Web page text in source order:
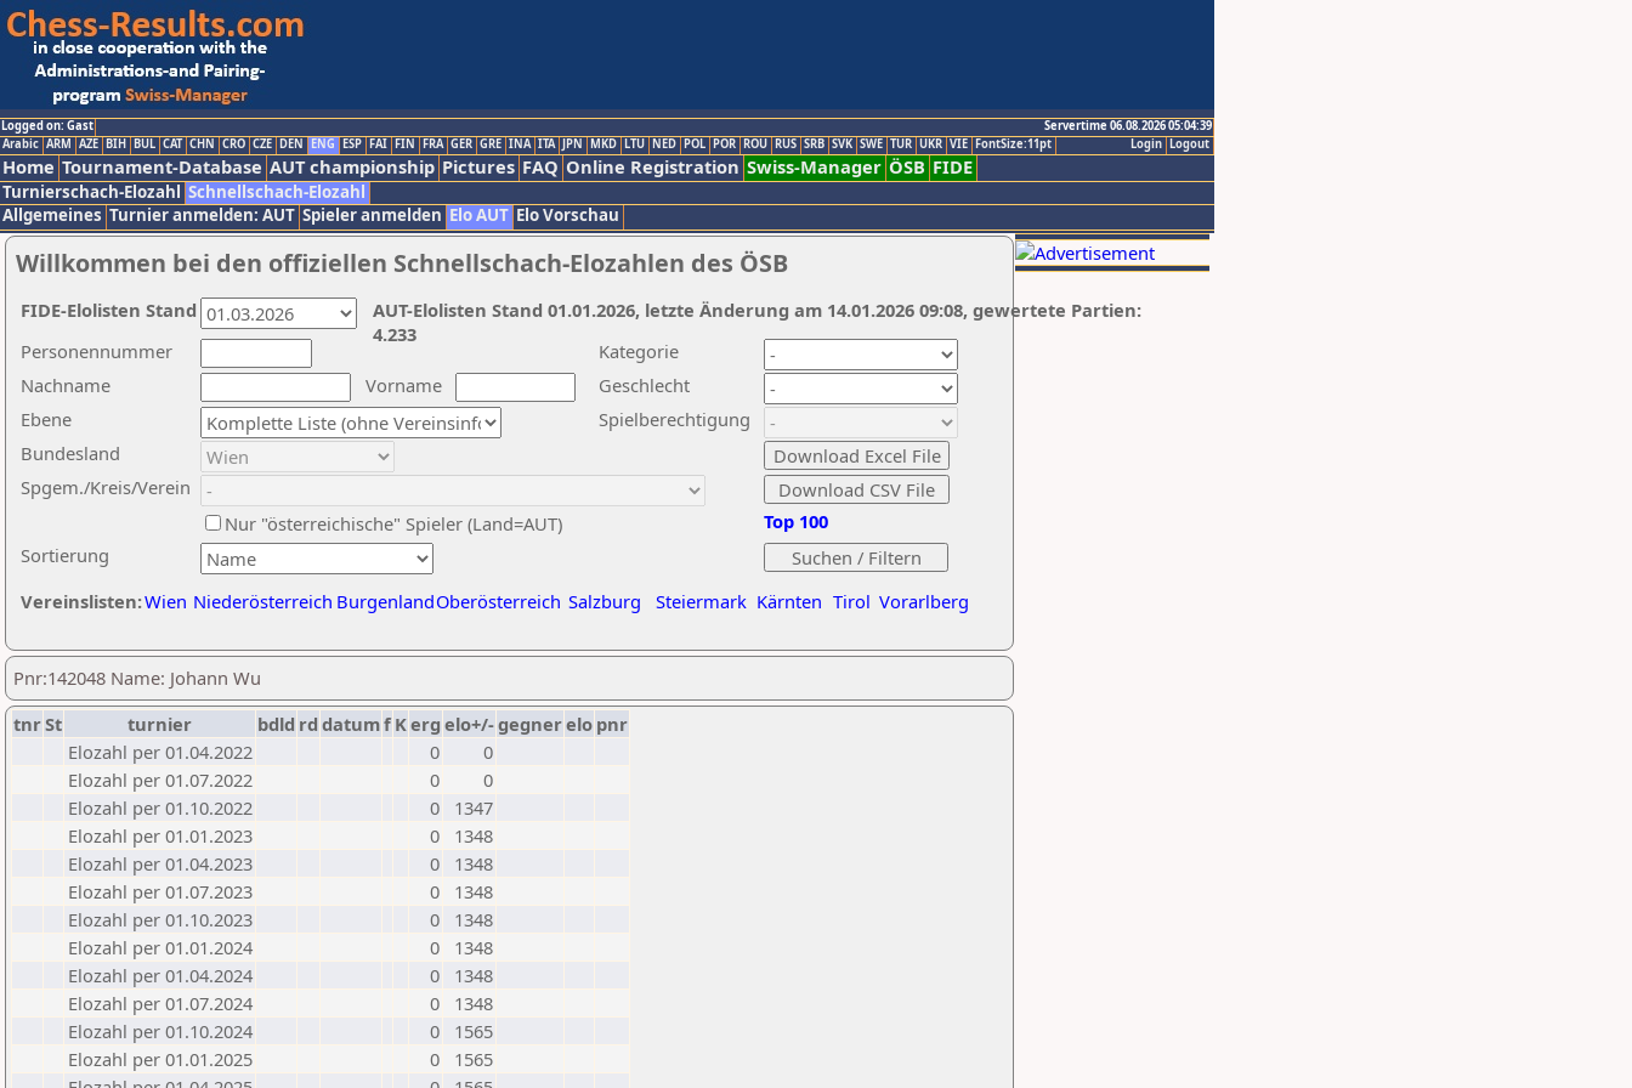
Logged on: Gast
Servertime 06.08.2026 05:04:39
Logout
Login
Arabic ARM AZE BIH BUL CAT CHN CRO CZE DEN ENG ESP FAI FIN FRA GER GRE INA ITA JPN MKD LTU NED POL POR ROU RUS SRB SVK SWE TUR UKR VIE FontSize:11pt
Home Tournament-Database AUT championship Pictures FAQ Online Registration Swiss-Manager ÖSB FIDE
Turnierschach-Elozahl Schnellschach-Elozahl
Allgemeines Turnier anmelden: AUT Spieler anmelden Elo AUT Elo Vorschau
Willkommen bei den offiziellen Schnellschach-Elozahlen des ÖSB
Nachname
Vorname
Ebene
Kategorie
Sortierung
Personennummer
Bundesland
Spgem./Kreis/Verein
Geschlecht
Nur "österreichische" Spieler (Land=AUT)
Spielberechtigung
Vereinslisten:Wien Niederösterreich BurgenlandOberösterreich Salzburg Steiermark Kärnten Tirol Vorarlberg
Top 100
AUT-Elolisten Stand 01.01.2026, letzte Änderung am 14.01.2026 09:08, gewertete Partien:
4.233
FIDE-Elolisten Stand
Pnr:142048 Name: Johann Wu
tnrSt turnier bdld rd datumf Kerg elo+/-gegnerelo pnr
Elozahl per 01.04.2022
0
0
Elozahl per 01.07.2022
0
0
Elozahl per 01.10.2022
0
1347
Elozahl per 01.01.2023
0
1348
Elozahl per 01.04.2023
0
1348
Elozahl per 01.07.2023
0
1348
Elozahl per 01.10.2023
0
1348
Elozahl per 01.01.2024
0
1348
Elozahl per 01.04.2024
0
1348
Elozahl per 01.07.2024
0
1348
Elozahl per 01.10.2024
0
1565
Elozahl per 01.01.2025
0
1565